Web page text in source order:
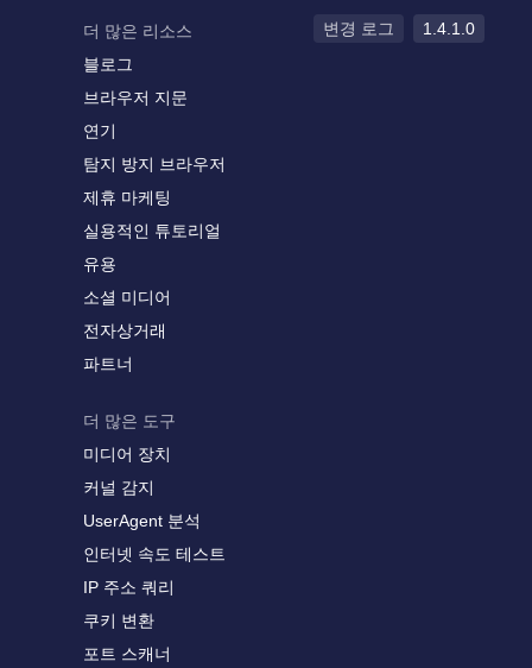
더 많은 리소스
블로그
브라우저 지문
연기
탐지 방지 브라우저
제휴 마케팅
실용적인 튜토리얼
유용
소셜 미디어
전자상거래
파트너
더 많은 도구
미디어 장치
커널 감지
UserAgent 분석
인터넷 속도 테스트
IP 주소 쿼리
쿠키 변환
포트 스캐너
변경 로그 1.4.1.0